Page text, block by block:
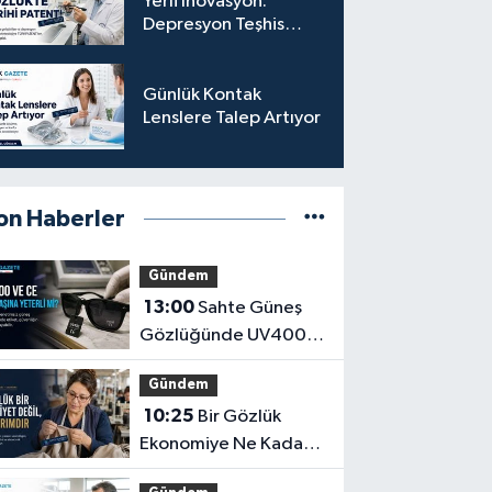
Depresyon Teşhis
Günlük Kontak
Lenslere Talep Artıyor
Haberler
Gündem
13:00Sahte Güneş
Gözlüğünde UV400
ve CE İbaresi Tek
Başına Yeterli mi?
Gündem
10:25
Ekonomiye Ne Kadar
Katkı Sağlayabilir?